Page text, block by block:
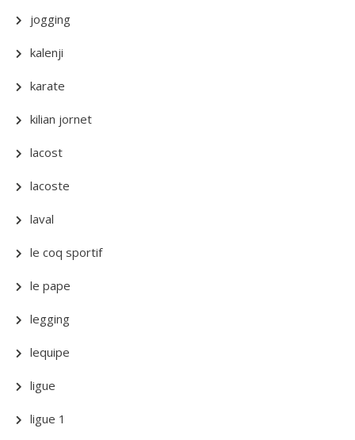
jogging
kalenji
karate
kilian jornet
lacost
lacoste
laval
le coq sportif
le pape
legging
lequipe
ligue
ligue 1